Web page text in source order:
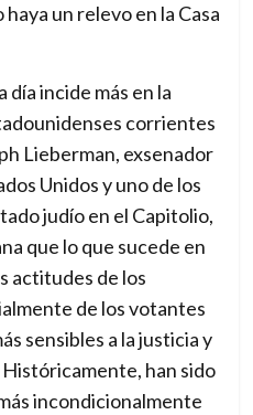
un relevo en la Casa
incide más en la
corrientes
Lieberman, exsenador
Unidos y uno de los
judío en el Capitolio,
que lo que sucede en
actitudes de los
de los votantes
sensibles a la justicia y
han sido
incondicionalmente